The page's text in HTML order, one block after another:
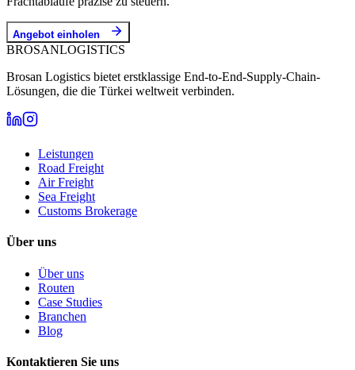
Angebot einholen
BROSANLOGISTICS
Brosan Logistics bietet erstklassige End-to-End-Supply-Chain-
Lösungen, die die Türkei weltweit verbinden.
Leistungen
Road Freight
Air Freight
Sea Freight
Customs Brokerage
Über uns
Über uns
Routen
Case Studies
Branchen
Blog
Kontaktieren Sie uns